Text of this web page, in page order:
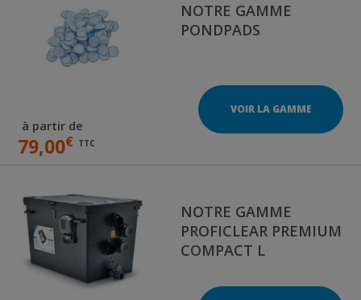
NOTRE GAMME
PONDPADS
à partir de
79,00€ TTC
VOIR LA GAMME
NOTRE GAMME
PROFICLEAR PREMIUM
COMPACT L